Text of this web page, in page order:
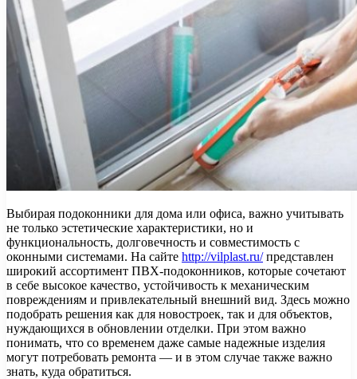
Выбирая подоконники для дома или офиса, важно учитывать
не только эстетические характеристики, но и
функциональность, долговечность и совместимость с
оконными системами. На сайте http://vilplast.ru/представлен
широкий ассортимент ПВХ-подоконников, которые сочетают
в себе высокое качество, устойчивость к механическим
повреждениям и привлекательный внешний вид. Здесь можно
подобрать решения как для новостроек, так и для объектов,
нуждающихся в обновлении отделки. При этом важно
понимать, что со временем даже самые надежные изделия
могут потребовать ремонта — и в этом случае также важно
знать, куда обратиться.